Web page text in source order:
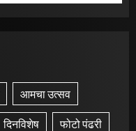
आमचा उत्सव
दिनविशेष फोटो पंढरी